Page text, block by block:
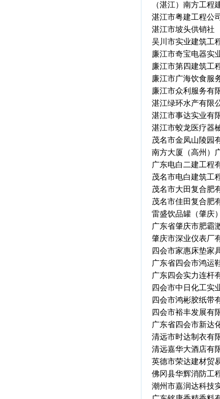
（湛江）南方工程
湛江市粤建工程公
湛江市坡头供销社
吴川市实业建筑工
廉江市奇宝电器实
廉江市第四建筑工
廉江市广海饮食服
廉江市众利服务有
湛江绿环水产有限
湛江市事达实业有
湛江市蛟龙医疗器
茂名市金凤山陵园
南方大厦（高州）
广东电白二建工程
茂名市电白建筑工
茂名市大田复合肥
茂名市佳田复合肥
雷盛饮品罐（肇庆
广东省肇庆市肥霸
肇庆市深业仪表厂
四会市家惠床垫家
广东省四会市鸿运
广东四会实力连杆
四会市中日化工实
四会市鸿彬胶纸带
四会市裕丰发展有
广东省四会市新达
清远市时达制衣有
清远嘉华大酒店有
英德市荣达建材贸
佛冈县华辉消防工
潮州市嘉润达科技